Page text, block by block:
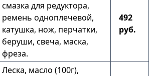
смазка для редуктора,
ремень одноплечевой,
катушка, нож, перчатки,
беруши, свеча, маска,
фреза.
492
руб.
Леска, масло (100г),